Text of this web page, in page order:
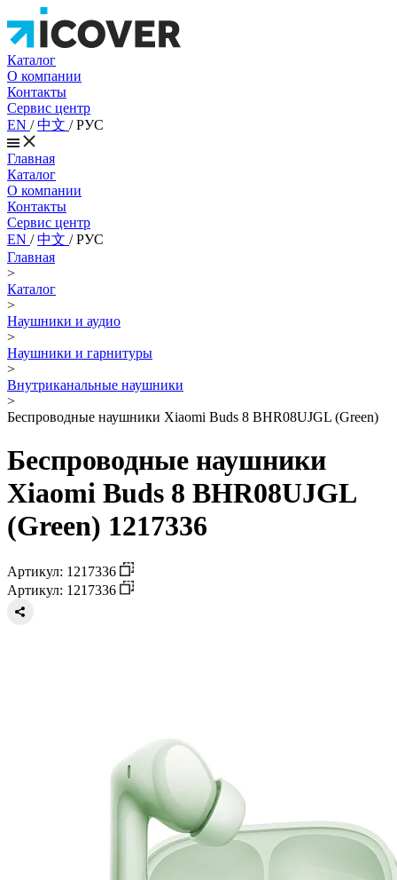
Каталог
О компании
Контакты
Сервис центр
EN /中文 /РУС
Главная
Каталог
О компании
Контакты
Сервис центр
EN /中文 /РУС
Главная
>
Каталог
>
Наушники и аудио
>
Наушники и гарнитуры
>
Внутриканальные наушники
>
Беспроводные наушники Xiaomi Buds 8 BHR08UJGL (Green)
Беспроводные наушники
Xiaomi Buds 8 BHR08UJGL
(Green) 1217336
Артикул: 1217336
Артикул: 1217336